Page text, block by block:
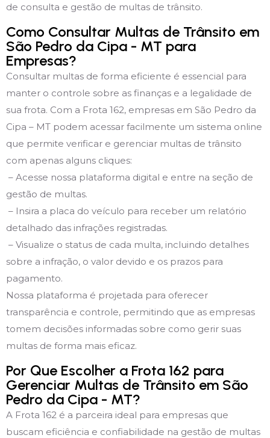
de consulta e gestão de multas de trânsito.
Como Consultar Multas de Trânsito em
São Pedro da Cipa - MT para
Empresas?
Consultar multas de forma eficiente é essencial para
manter o controle sobre as finanças e a legalidade de
sua frota. Com a Frota 162, empresas em São Pedro da
Cipa – MT podem acessar facilmente um sistema online
que permite verificar e gerenciar multas de trânsito
com apenas alguns cliques:
– Acesse nossa plataforma digital e entre na seção de
gestão de multas.
– Insira a placa do veículo para receber um relatório
detalhado das infrações registradas.
– Visualize o status de cada multa, incluindo detalhes
sobre a infração, o valor devido e os prazos para
pagamento.
Nossa plataforma é projetada para oferecer
transparência e controle, permitindo que as empresas
tomem decisões informadas sobre como gerir suas
multas de forma mais eficaz.
Por Que Escolher a Frota 162 para
Gerenciar Multas de Trânsito em São
Pedro da Cipa - MT?
A Frota 162 é a parceira ideal para empresas que
buscam eficiência e confiabilidade na gestão de multas